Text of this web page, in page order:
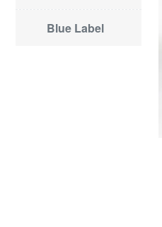
Blue Label